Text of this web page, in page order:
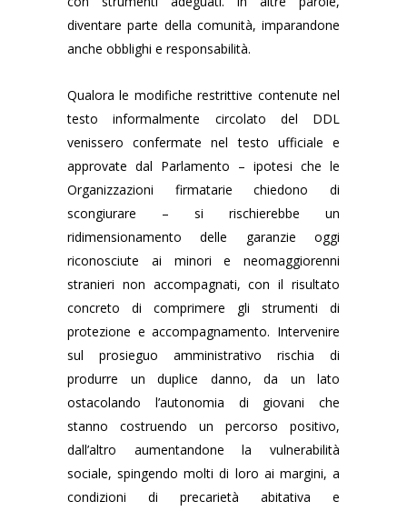
diventare parte della comunità, imparandone
anche obblighi e responsabilità.
Qualora le modifiche restrittive contenute nel
testo informalmente circolato del DDL
venissero confermate nel testo ufficiale e
approvate dal Parlamento – ipotesi che le
Organizzazioni firmatarie chiedono di
scongiurare – si rischierebbe un
ridimensionamento delle garanzie oggi
riconosciute ai minori e neomaggiorenni
stranieri non accompagnati, con il risultato
concreto di comprimere gli strumenti di
protezione e accompagnamento. Intervenire
sul prosieguo amministrativo rischia di
produrre un duplice danno, da un lato
ostacolando l’autonomia di giovani che
stanno costruendo un percorso positivo,
dall’altro aumentandone la vulnerabilità
sociale, spingendo molti di loro ai margini, a
condizioni di precarietà abitativa e